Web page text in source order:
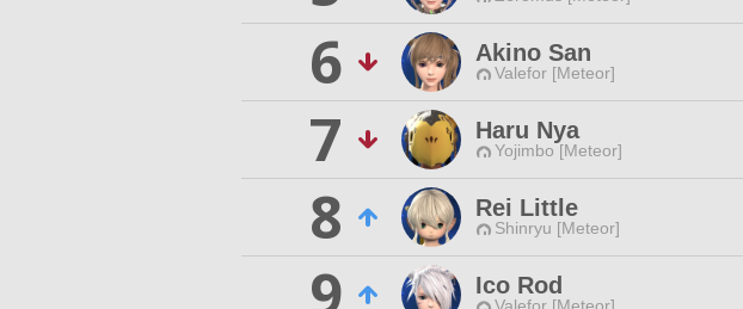
6
Akino San
Valefor [Meteor]
7
Haru Nya
Yojimbo [Meteor]
8
Rei Little
Shinryu [Meteor]
Ico Rod